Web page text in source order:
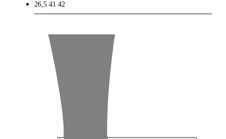
26,5 41 42